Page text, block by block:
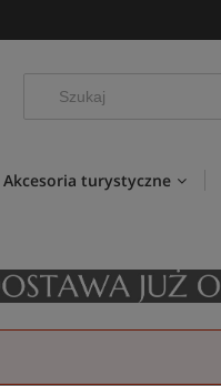
Akcesoria turystyczne